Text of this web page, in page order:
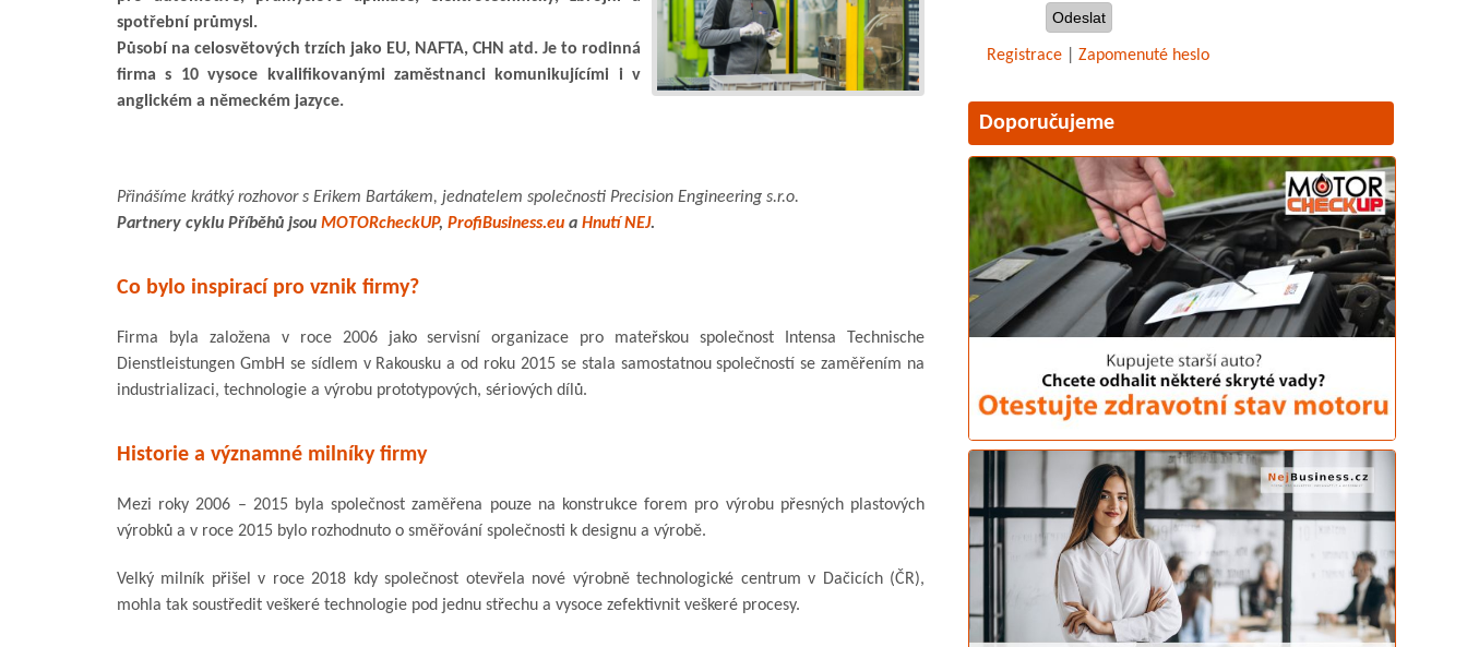
spotřební průmysl.
Působí na celosvětových trzích jako EU, NAFTA, CHN atd. Je to rodinná
firma s 10 vysoce kvalifikovanými zaměstnanci komunikujícími i v
anglickém a německém jazyce.
Přinášíme krátký rozhovor s Erikem Bartákem, jednatelem společnosti Precision Engineering s.r.o.
Partnery cyklu Příběhů jsou MOTORcheckUP, ProfiBusiness.eu a Hnutí NEJ.
Co bylo inspirací pro vznik firmy?
Firma byla založena v roce 2006 jako servisní organizace pro mateřskou společnost Intensa Technische
Dienstleistungen GmbH se sídlem v Rakousku a od roku 2015 se stala samostatnou společností se zaměřením na
industrializaci, technologie a výrobu prototypových, sériových dílů.
Historie a významné milníky firmy
Mezi roky 2006 – 2015 byla společnost zaměřena pouze na konstrukce forem pro výrobu přesných plastových
výrobků a v roce 2015 bylo rozhodnuto o směřování společnosti k designu a výrobě.
Velký milník přišel v roce 2018 kdy společnost otevřela nové výrobně technologické centrum v Dačicích (ČR),
mohla tak soustředit veškeré technologie pod jednu střechu a vysoce zefektivnit veškeré procesy.
Registrace Zapomenuté heslo
Doporučujeme